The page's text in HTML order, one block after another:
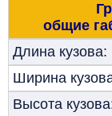
общие
Длина кузова:
Ширина
Высота